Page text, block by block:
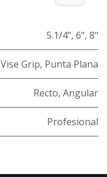
5.1/4", 6", 8"
Vise Grip, Punta Plana
Recto, Angular
Profesional